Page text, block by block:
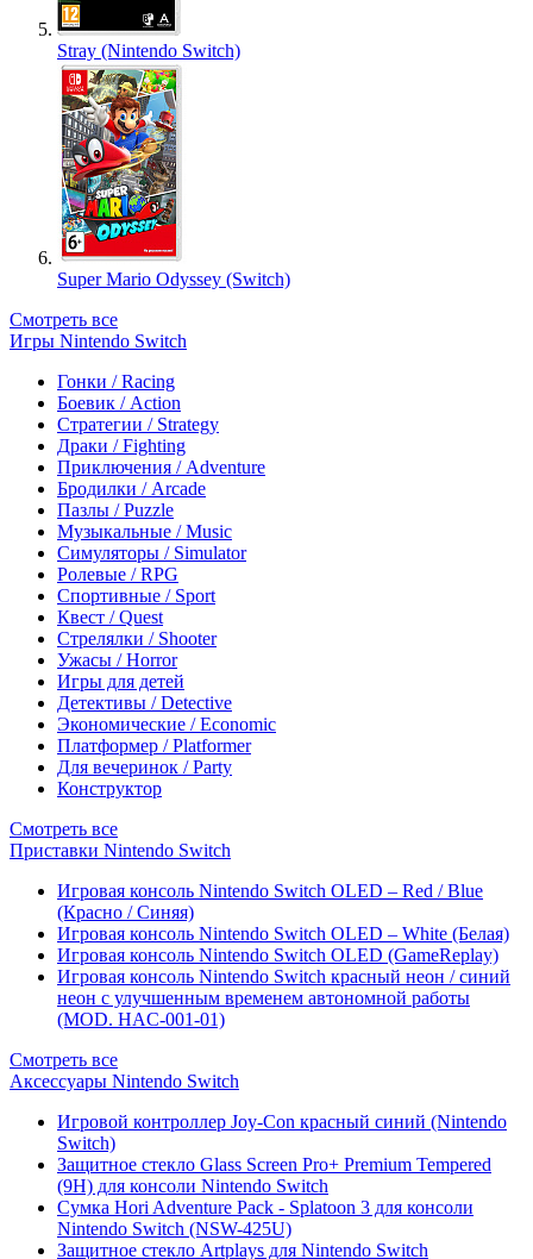
Stray (Nintendo Switch)
Super Mario Odyssey (Switch)
Смотреть все
Игры Nintendo Switch
Гонки / Racing
Боевик / Action
Стратегии / Strategy
Драки / Fighting
Приключения / Adventure
Бродилки / Arcade
Пазлы / Puzzle
Музыкальные / Music
Симуляторы / Simulator
Ролевые / RPG
Спортивные / Sport
Квест / Quest
Стрелялки / Shooter
Ужасы / Horror
Игры для детей
Детективы / Detective
Экономические / Economic
Платформер / Platformer
Для вечеринок / Party
Конструктор
Смотреть все
Приставки Nintendo Switch
Игровая консоль Nintendo Switch OLED – Red / Blue
(Красно / Синяя)
Игровая консоль Nintendo Switch OLED – White (Белая)
Игровая консоль Nintendo Switch OLED (GameReplay)
Игровая консоль Nintendo Switch красный неон / синий
неон с улучшенным временем автономной работы
(MOD. HAC-001-01)
Смотреть все
Аксессуары Nintendo Switch
Игровой контроллер Joy-Con красный синий (Nintendo
Switch)
Защитное стекло Glass Screen Pro+ Premium Tempered
(9H) для консоли Nintendo Switch
Сумка Hori Adventure Pack - Splatoon 3 для консоли
Nintendo Switch (NSW-425U)
Защитное стекло Artplays для Nintendo Switch